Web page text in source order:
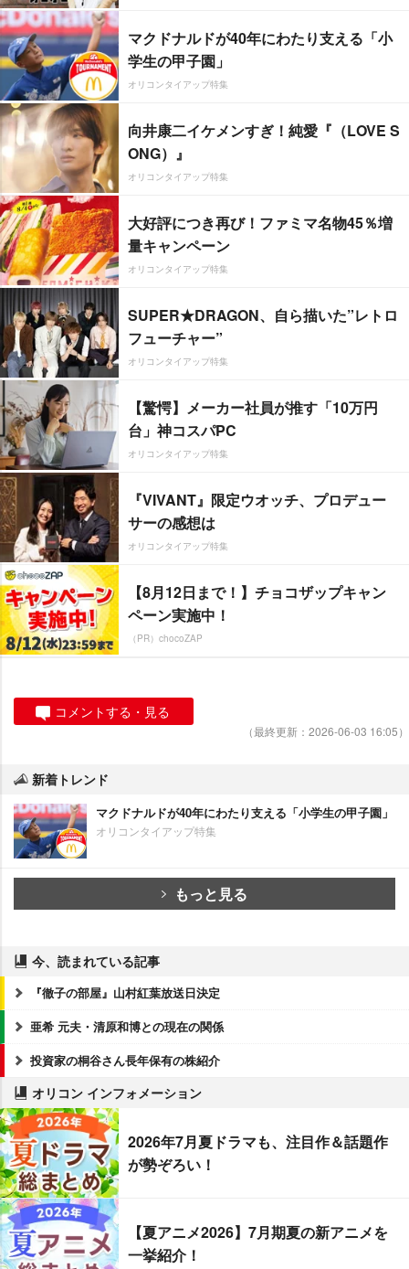
マクドナルドが40年にわたり支える「小
学生の甲子園」
オリコンタイアップ特集
向井康二イケメンすぎ！純愛『（LOVE S
ONG）』
オリコンタイアップ特集
大好評につき再び！ファミマ名物45％増
量キャンペーン
オリコンタイアップ特集
SUPER★DRAGON、自ら描いた”レトロ
フューチャー”
オリコンタイアップ特集
【驚愕】メーカー社員が推す「10万円
台」神コスパPC
オリコンタイアップ特集
『VIVANT』限定ウオッチ、プロデュー
サーの感想は
オリコンタイアップ特集
【8月12日まで！】チョコザップキャン
ペーン実施中！
（PR）chocoZAP
コメントする・見る
（最終更新：2026-06-03 16:05）
新着トレンド
マクドナルドが40年にわたり支える「小学生の甲子園」
オリコンタイアップ特集
もっと見る
今、読まれている記事
『徹子の部屋』山村紅葉放送日決定
亜希 元夫・清原和博との現在の関係
投資家の桐谷さん長年保有の株紹介
オリコン インフォメーション
2026年7月夏ドラマも、注目作＆話題作
が勢ぞろい！
【夏アニメ2026】7月期夏の新アニメを
一挙紹介！